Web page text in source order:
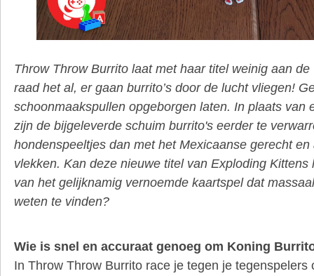
Throw Throw Burrito laat met haar titel weinig aan
raad het al, er gaan burrito’s door de lucht vliegen!
schoonmaakspullen opgeborgen laten. In plaats van
zijn de bijgeleverde schuim burrito's eerder te
hondenspeeltjes dan met het Mexicaanse gerecht
vlekken. Kan deze nieuwe titel van Exploding Kittens
van het gelijknamig vernoemde kaartspel dat
weten te vinden?
Wie is snel en accuraat genoeg om Koning
In Throw Throw Burrito race je tegen je tegenspelers